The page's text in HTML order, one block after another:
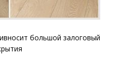
большой залоговый